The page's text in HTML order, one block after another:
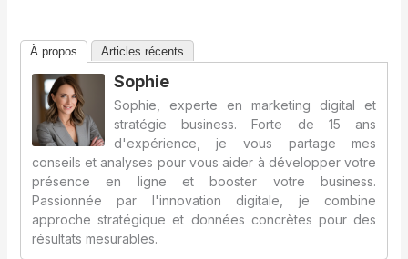
À propos Articles récents
Sophie
Sophie, experte en marketing digital et
stratégie business. Forte de 15 ans
d'expérience, je vous partage mes
conseils et analyses pour vous aider à développer votre
présence en ligne et booster votre business.
Passionnée par l'innovation digitale, je combine
approche stratégique et données concrètes pour des
résultats mesurables.